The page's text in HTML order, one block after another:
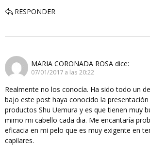
RESPONDER
MARIA CORONADA ROSA dice:
07/01/2017 a las 20:22
Realmente no los conocía. Ha sido todo un
bajo este post haya conocido la
productos Shu Uemura y es que tienen muy
mimo mi cabello cada dia. Me encantaría
eficacia en mi pelo que es muy exigente en
capilares.